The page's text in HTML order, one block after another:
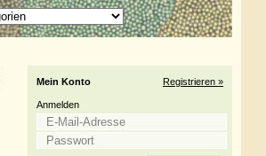
Mein Konto Registrieren »
Anmelden